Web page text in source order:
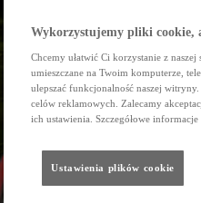
Wykorzystujemy pliki cookie,
Chcemy ułatwić Ci korzystanie z
umieszczane na Twoim komputerze,
ulepszać funkcjonalność naszej
celów reklamowych. Zalecamy
ich ustawienia. Szczegółowe
Ustawienia plików cookie